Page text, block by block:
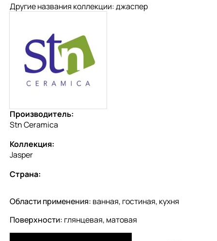
Другие названия коллекции: джаспер
Производитель:
Stn Ceramica
Коллекция:
Jasper
Страна:
Области применения: ванная, гостиная, кухня
Поверхности: глянцевая, матовая